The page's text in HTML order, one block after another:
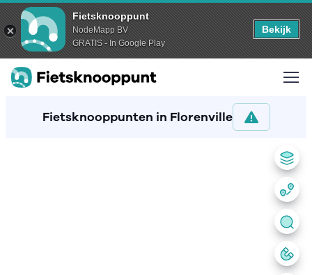
Fietsknooppunt
NodeMapp BV
GRATIS - In Google Play
Bekijk
Fietsknooppunten in Florenville